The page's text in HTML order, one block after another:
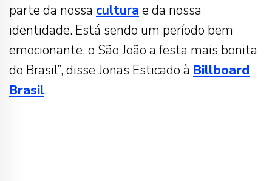
parte da nossa cultura e da nossa
identidade. Está sendo um período bem
emocionante, o São João a festa mais bonita
do Brasil”, disse Jonas Esticado à Billboard
Brasil.